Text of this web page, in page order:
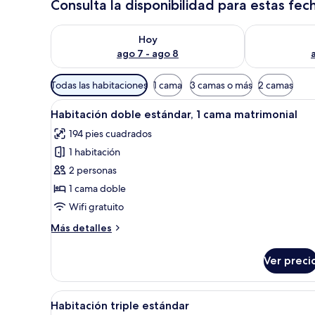
Consulta la disponibilidad para estas
Hoy
ago 7 - ago 8
Consulta la disponibilidad para hoy ago 7 - ago 8
Consulta la
Filtros
disponibles
para
las
habitaciones
Todas las habitaciones 1 cama 3 camas o más 2 camas
Abrir
todas
las
fotos
de
Habitación
doble
1
Un dormitorio con una cama
4
Habitación doble estándar, 1 cama matrimonial
194 pies cuadrados
1 habitación
2 personas
1 cama doble
Wifi gratuito
Más detalles
Más
doble
estándar,
1
Ver
Abrir
Habitación de hotel con dos
4
Habitación triple estándar